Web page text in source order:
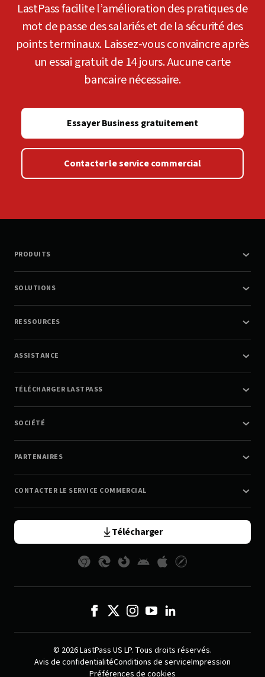
LastPass facilite l’amélioration des pratiques de
mot de passe des salariés et de la sécurité des
points terminaux. Laissez-vous convaincre après
un essai gratuit de 14 jours. Aucune carte
bancaire nécessaire.
Essayer Business gratuitement
Contacter le service commercial
PRODUITS
SOLUTIONS
RESSOURCES
ASSISTANCE
TÉLÉCHARGER LASTPASS
SOCIÉTÉ
PARTENAIRES
CONTACTER LE SERVICE COMMERCIAL
Télécharger
© 2026 LastPass US LP. Tous droits réservés.
Avis de confidentialitéConditions de serviceImpression
Préférences de cookies